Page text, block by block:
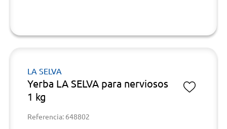
LA SELVA
Yerba LA SELVA para nerviosos
1 kg
Referencia: 648802